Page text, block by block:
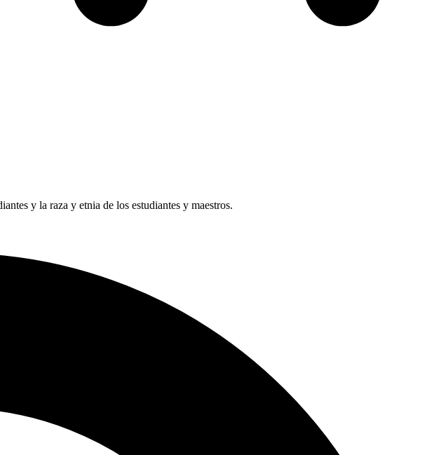
y la raza y etnia de los estudiantes y maestros.